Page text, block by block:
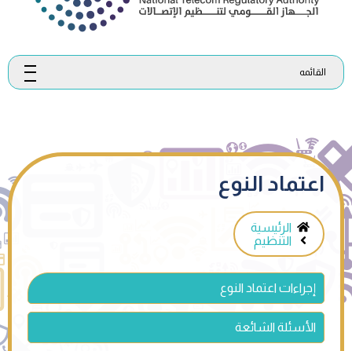
القائمه
اعتماد النوع
الرئيسية
التنظيم
إجراءات اعتماد النوع
الأسئلة الشائعة